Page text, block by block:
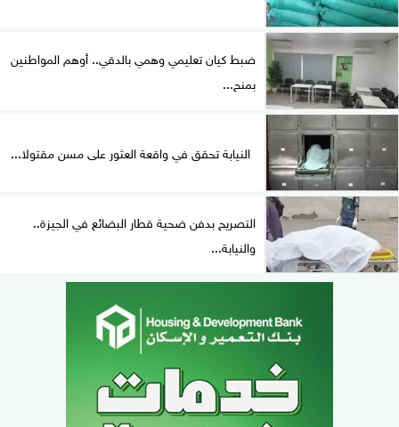
ضبط كيان تعليمي وهمي بالدقي.. أوهم المواطنين
بمنح...
النيابة تحقق في واقعة العثور على مسن مقتولا...
التصريح بدفن ضحية قطار البضائع في الجيزة..
والنيابة...